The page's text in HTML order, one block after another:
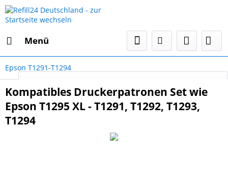
Menü
Epson T1291-T1294
Kompatibles Druckerpatronen Set wie
Epson T1295 XL - T1291, T1292, T1293,
T1294